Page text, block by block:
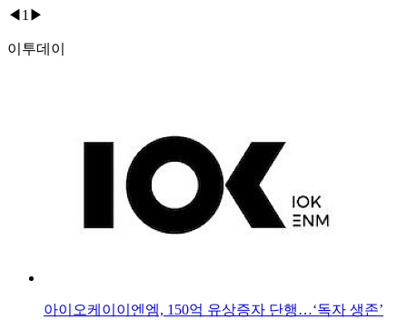
◀ 1 ▶
이투데이
아이오케이이엔엠, 150억 유상증자 단행…‘독자 생존’